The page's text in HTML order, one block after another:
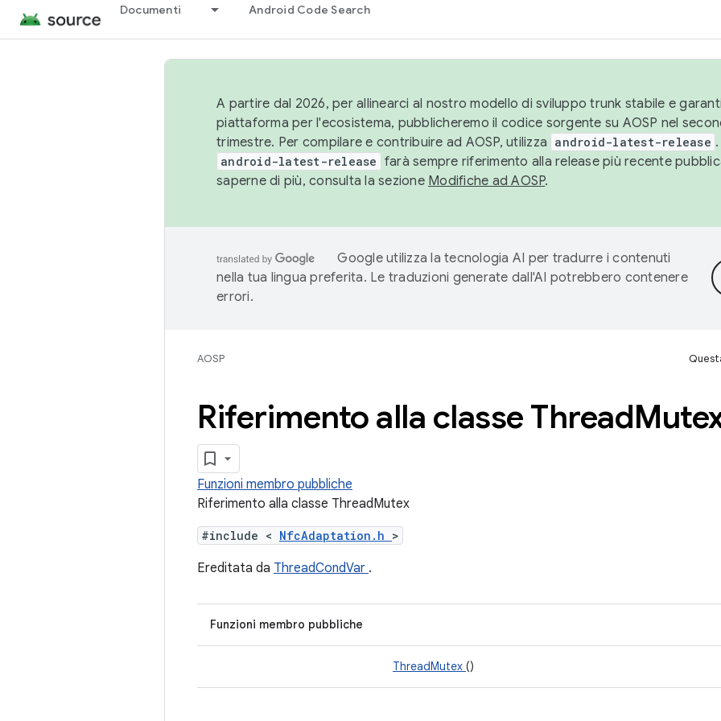
Documenti Android Code Search
A partire dal 2026, per allinearci al nostro modello di sviluppo trunk stabile e
piattaforma per l'ecosistema, pubblicheremo il codice sorgente su AOSP nel
trimestre. Per compilare e contribuire ad AOSP, utilizza android-latest-release
android-latest-release farà sempre riferimento alla release più recente
saperne di più, consulta la sezione Modifiche ad AOSP.
Google utilizza la tecnologia AI per tradurre i contenuti
nella tua lingua preferita. Le traduzioni generate dall'AI potrebbero contenere
errori.
AOSP
Riferimento alla classe Thread
Funzioni membro pubbliche
Riferimento alla classe ThreadMutex
#include < NfcAdaptation.h >
Ereditata da ThreadCondVar .
Funzioni membro pubbliche
ThreadMutex ()